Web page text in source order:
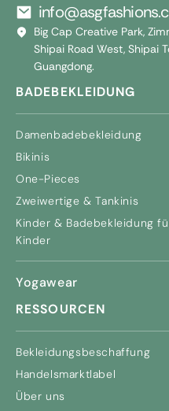
Big Cap Creative Park,
Shipai Road West, Shipai
Guangdong.
BADEBEKLEIDUNG
Damenbadebekleidung
Bikinis
One-Pieces
Zweiwertige & Tankinis
Kinder & Badebekleidung
Kinder
Yogawear
RESSOURCEN
Bekleidungsbeschaffung
Handelsmarktlabel
Über uns